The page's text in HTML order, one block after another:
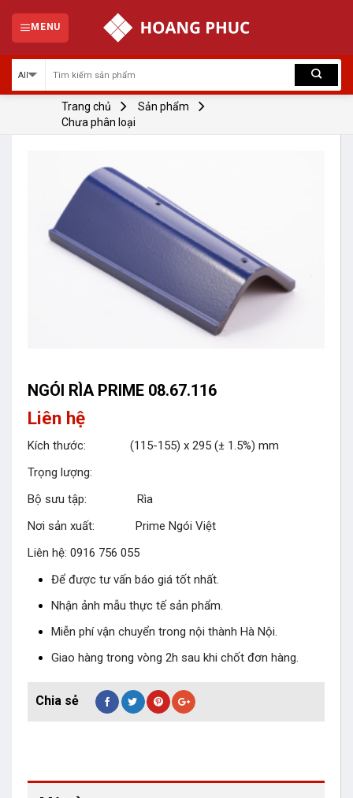
content
MENU
Trang chủ
Sản phẩm
Chưa phân loại
NGÓI RÌA PRIME 08.67.116
Liên hệ
Kích thước: (115-155) x 295 (± 1.5%) mm
Trọng lượng:
Bộ sưu tập: Rìa
Nơi sản xuất: Prime Ngói Việt
Liên hệ: 0916 756 055
Để được tư vấn báo giá tốt nhất.
Nhận ảnh mẫu thực tế sản phẩm.
Miễn phí vận chuyển trong nội thành Hà Nội.
Giao hàng trong vòng 2h sau khi chốt đơn hàng.